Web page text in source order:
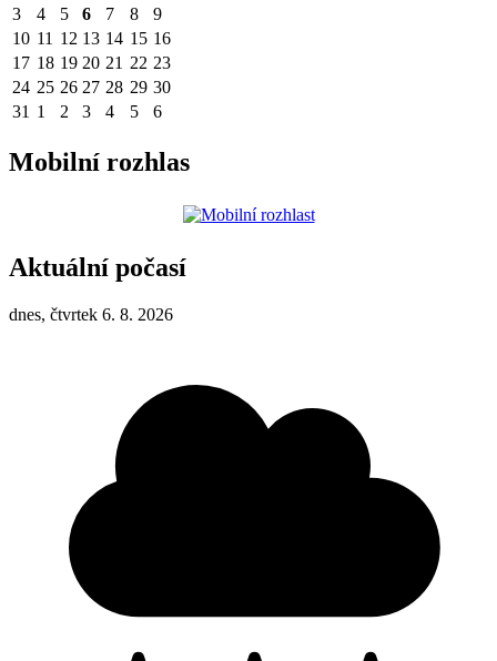
3
4 5 6 7 8
9
10 11 12 13 14 15 16
17 18 19 20 21 22 23
24 25 26 27 28 29 30
31 1 2 3 4 5 6
Mobilní rozhlas
Aktuální počasí
dnes, čtvrtek 6. 8. 2026